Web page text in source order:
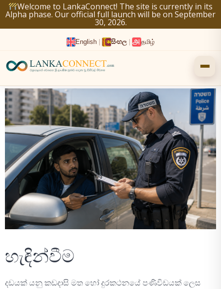
Welcome to LankaConnect! The site is currently in its
Alpha phase. Our official full launch will be on September
30, 2026.
English සිංහල தமிழ்
Skip
to
content
හැඳින්වීම
දඩයක් යනු කඩදාසි මත හෝ දුරකථනයේ පණිවිඩයක් ලෙස